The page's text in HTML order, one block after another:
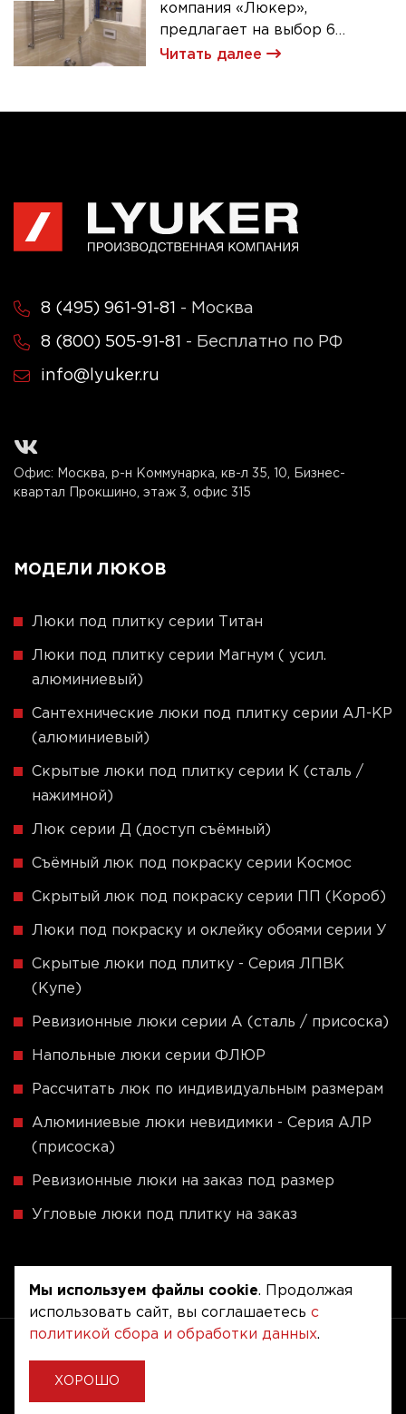
компания «Люкер»,
предлагает на выбор 6
моделей ревизионных
Читать далее
8 (495) 961-91-81 - Москва
8 (800) 505-91-81 - Бесплатно по РФ
info@lyuker.ru
Офис: Москва, р-н Коммунарка, кв-л 35, 10, Бизнес-
квартал Прокшино, этаж 3, офис 315
МОДЕЛИ ЛЮКОВ
Люки под плитку серии Титан
Люки под плитку серии Магнум ( усил.
алюминиевый)
Сантехнические люки под плитку серии АЛ-КР
(алюминиевый)
Скрытые люки под плитку серии K (сталь /
нажимной)
Люк серии Д (доступ съёмный)
Съёмный люк под покраску серии Космос
Скрытый люк под покраску серии ПП (Короб)
Люки под покраску и оклейку обоями серии У
Скрытые люки под плитку - Серия ЛПВК
(Купе)
Ревизионные люки серии A (сталь / присоска)
Напольные люки серии ФЛЮР
Рассчитать люк по индивидуальным размерам
Алюминиевые люки невидимки - Серия АЛР
(присоска)
Ревизионные люки на заказ под размер
Угловые люки под плитку на заказ
Copyright © 2020 - 2026. Люкер, ревизионные
сантехнические люки.
Разработка и продвижение -
Мы используем файлы cookie. Продолжая
использовать сайт, вы соглашаетесь с
политикой сбора и обработки данных.
ХОРОШО